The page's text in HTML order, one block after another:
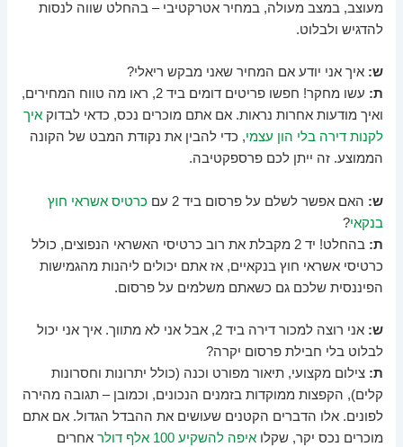
מעוצב, במצב מעולה, במחיר אטרקטיבי – בהחלט שווה לנסות
להדגיש ולבלוט.
ש: איך אני יודע אם המחיר שאני מבקש ריאלי?
ת:
עשו מחקר! חפשו פריטים דומים ביד 2, ראו מה טווח המחירים,
ואיך מודעות אחרות נראות. אם אתם מוכרים נכס, כדאי לבדוקאיך
לקנות דירה בלי הון עצמי, כדי להבין את נקודת המבט של הקונה
הממוצע. זה ייתן לכם פרספקטיבה.
ש: האם אפשר לשלם על פרסום ביד 2 עם
כרטיס אשראי חוץ
בנקאי?
ת:
בהחלט! יד 2 מקבלת את רוב כרטיסי האשראי הנפוצים, כולל
כרטיסי אשראי חוץ בנקאיים, אז אתם יכולים ליהנות מהגמישות
הפיננסית שלכם גם כשאתם משלמים על פרסום.
ש:
אני רוצה למכור דירה ביד 2, אבל אני לא מתווך. איך אני יכול
לבלוט בלי חבילת פרסום יקרה?
ת: צילום מקצועי, תיאור מפורט וכנה (כולל יתרונות וחסרונות
קלים), הקפצות ממוקדות בזמנים הנכונים, וכמובן – תגובה מהירה
לפונים. אלו הדברים הקטנים שעושים את ההבדל הגדול. אם אתם
מוכרים נכס יקר, שקלואיפה להשקיע 100 אלף דולר
אחרים